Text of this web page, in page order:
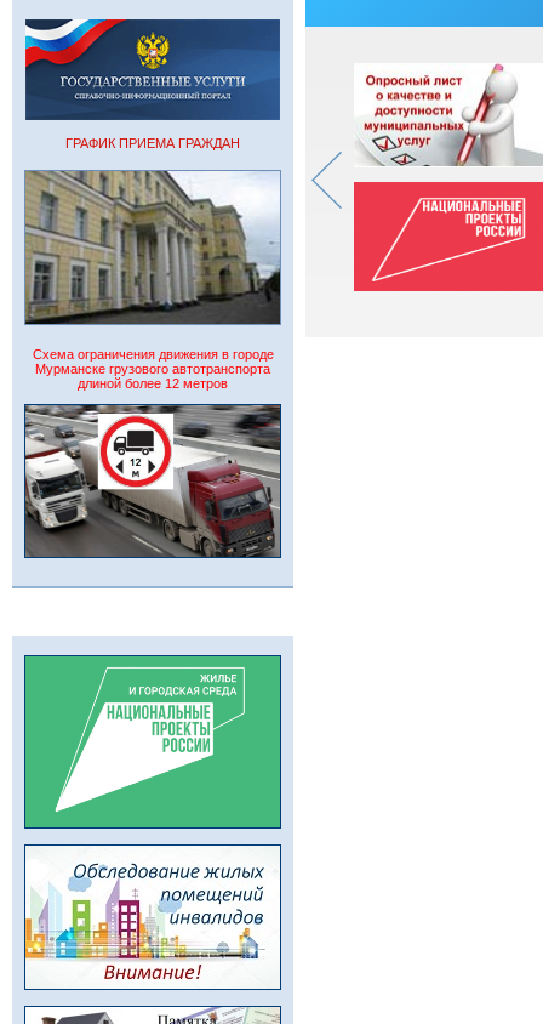
ГРАФИК ПРИЕМА ГРАЖДАН
Схема ограничения движения в городе
Мурманске грузового автотранспорта
длиной более 12 метров